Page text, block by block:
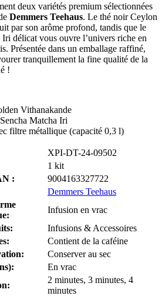
deux variétés premium sélectionnées
Demmers Teehaus. Le thé noir Ceylon
par son arôme profond, tandis que le
délicat vous ouvre l’univers riche en
Présentée dans un emballage raffiné,
tranquillement la fine qualité de la
!
Vithanakande
Matcha Iri
filtre métallique (capacité 0,3 l)
XPI-DT-24-09502
1 kit
:
9004163327722
Demmers Teehaus
Infusion en vrac
Infusions & Accessoires
Contient de la caféine
Conserver au sec
En vrac
2 minutes, 3 minutes, 4
minutes